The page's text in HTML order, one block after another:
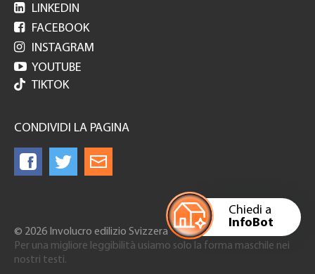
Chiedi a
InfoBot
 LINKEDIN
 FACEBOOK
 INSTAGRAM
 YOUTUBE
TIKTOK
CONDIVIDI LA PAGINA
© 2026 Involucro edilizio Svizzera
Per una migliore leggibilità usiamo solo la forma maschile nei
nostri testi.